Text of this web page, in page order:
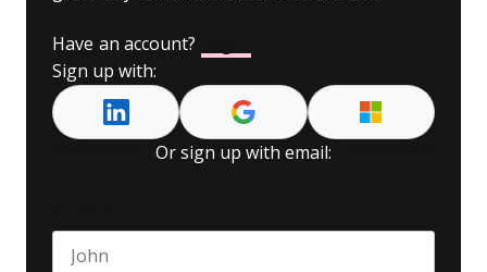
Have an account?
Sign up with:
Or sign up with email: